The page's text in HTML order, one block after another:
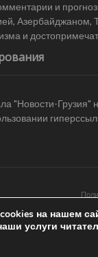
и
Азербайджаном,
и
"Новости-Грузия"
Black Sea Press LTD ©
—
на нашем
услуги